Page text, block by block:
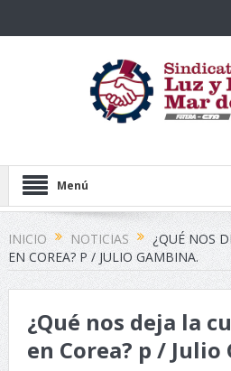
Menú
INICIO NOTICIAS
¿QUÉ NOS
EN COREA? P / JULIO GAMBINA.
¿Qué nos deja la
en Corea? p / Julio